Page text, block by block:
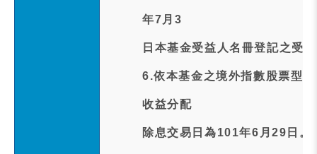
年7月3
日本基金受益人名冊登記之受
6.依本基金之境外指數股票型
收益分配
除息交易日為101年6月29日。